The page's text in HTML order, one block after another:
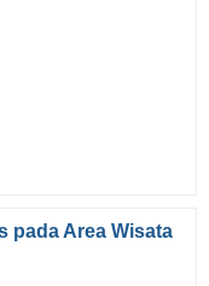
pada Area Wisata